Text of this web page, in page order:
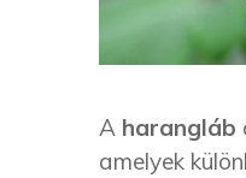
A harangláb
amelyek